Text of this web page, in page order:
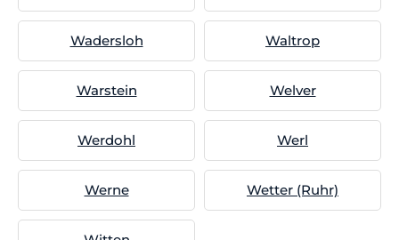
Wadersloh Waltrop
Warstein Welver
Werdohl Werl
Werne Wetter (Ruhr)